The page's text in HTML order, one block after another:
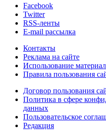
Facebook
Twitter
RSS-ленты
E-mail рассылка
Контакты
Реклама на сайте
Использование
Правила пользования
Договор пользования
Политика в сфере
данных
Пользовательское
Редакция